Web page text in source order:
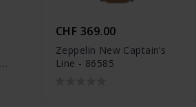
CHF 369.00
Zeppelin New Captain’s
Line - 86585